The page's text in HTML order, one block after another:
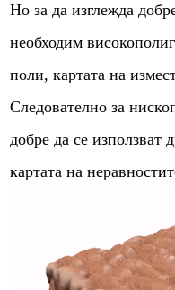
Но за да изглежда
необходим
поли, картата на
Следователно за
добре да се използват
картата на